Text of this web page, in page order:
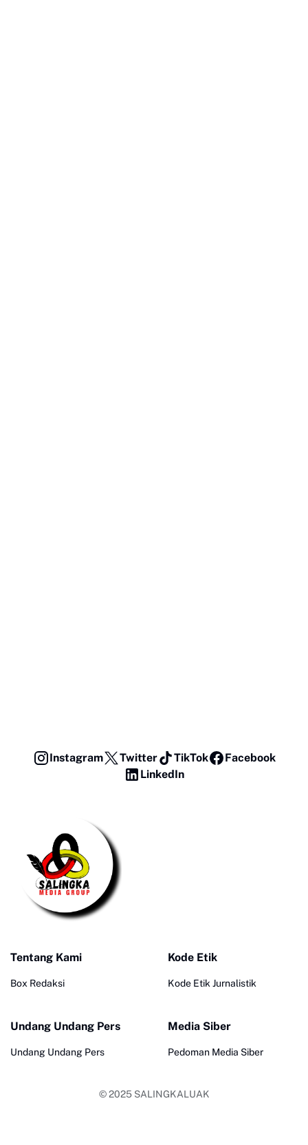
Instagram Twitter TikTok
Facebook
LinkedIn
Tentang Kami
Box Redaksi
Kode Etik
Kode Etik Jurnalistik
Undang Undang Pers
Undang Undang Pers
Media Siber
Pedoman Media Siber
© 2025 SALINGKALUAK